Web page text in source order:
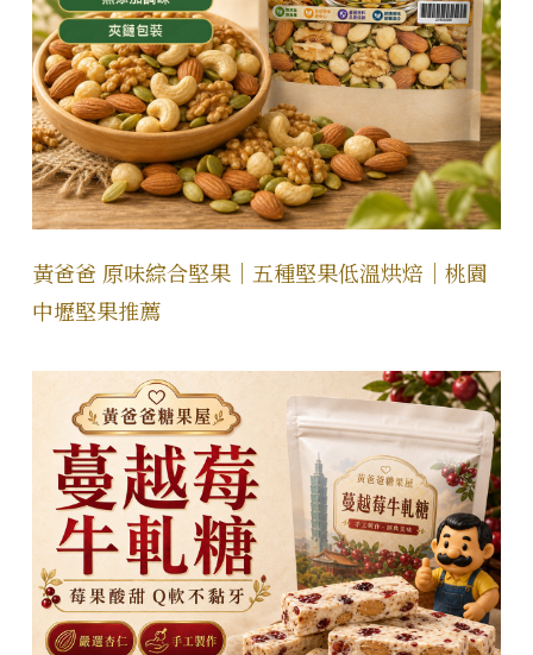
黃爸爸 原味綜合堅果｜五種堅果低溫烘焙｜桃園
中壢堅果推薦